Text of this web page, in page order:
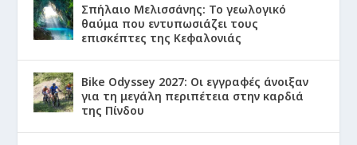
Σπήλαιο Μελισσάνης: Το γεωλογικό
θαύμα που εντυπωσιάζει τους
επισκέπτες της Κεφαλονιάς
Bike Odyssey 2027: Οι εγγραφές άνοιξαν
για τη μεγάλη περιπέτεια στην καρδιά
της Πίνδου